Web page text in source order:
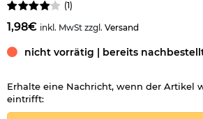
(1 )
1,98€ inkl. MwSt zzgl. Versand
nicht vorrätig | bereits
Erhalte eine Nachricht, wenn der Artikel
eintrifft: